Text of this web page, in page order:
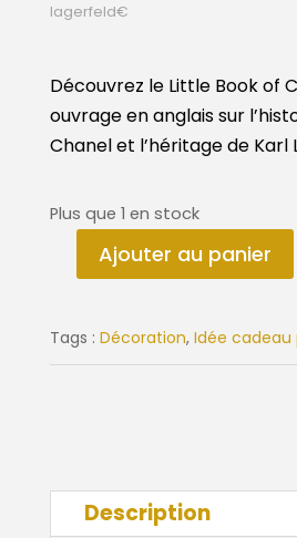
lagerfeld€
Découvrez le Little Book of
ouvrage en anglais sur
Chanel et l’héritage de Karl
Plus que 1 en stock
quantité
Livre
Chanel
Ajouter au panier
Tags : Décoration, Idée cadeau
Description